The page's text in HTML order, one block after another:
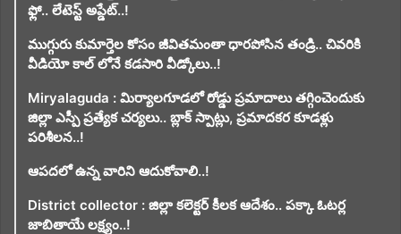
ఫ్లో.. లేటెస్ట్ అప్డేట్..!
ముగ్గురు కుమార్తెల కోసం జీవితమంతా ధారపోసిన తండ్రి.. చివరికి
వీడియో కాల్ లోనే కడసారి వీడ్కోలు..!
Miryalaguda : మిర్యాలగూడలో రోడ్డు ప్రమాదాలు తగ్గించెందుకు
జిల్లా ఎస్పీ ప్రత్యేక చర్యలు.. బ్లాక్ స్పాట్లు, ప్రమాదకర కూడళ్లు
పరిశీలన..!
ఆపదలో ఉన్న వారిని ఆదుకోవాలి..!
District collector : జిల్లా కలెక్టర్ కీలక ఆదేశం.. పక్కా ఓటర్ల
జాబితాయే లక్ష్యం..!